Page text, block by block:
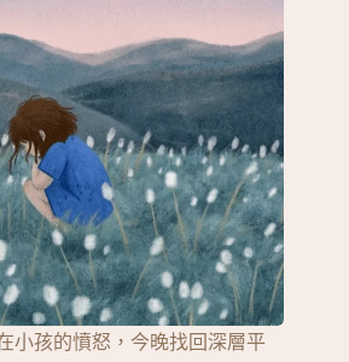
小孩的憤怒，今晚找回深層平